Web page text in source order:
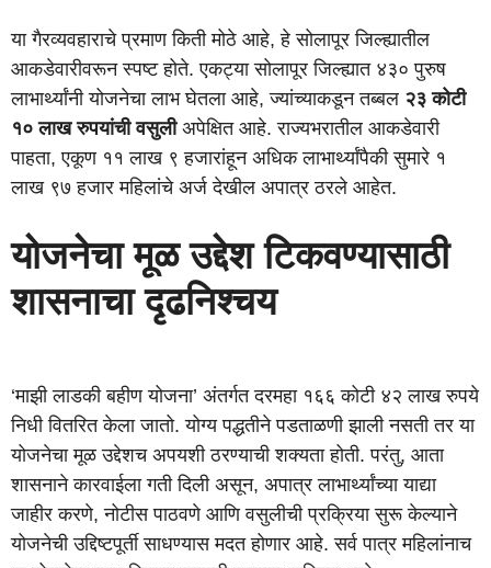
या गैरव्यवहाराचे प्रमाण किती मोठे आहे, हे सोलापूर जिल्ह्यातील
आकडेवारीवरून स्पष्ट होते. एकट्या सोलापूर जिल्ह्यात ४३० पुरुष
लाभार्थ्यांनी योजनेचा लाभ घेतला आहे, ज्यांच्याकडून तब्बल २३ कोटी
१० लाख रुपयांची वसुलीअपेक्षित आहे. राज्यभरातील आकडेवारी
पाहता, एकूण ११ लाख ९ हजारांहून अधिक लाभार्थ्यांपैकी सुमारे १
लाख ९७ हजार महिलांचे अर्ज देखील अपात्र ठरले आहेत.
योजनेचा मूळ उद्देश टिकवण्यासाठी
शासनाचा दृढनिश्चय
‘माझी लाडकी बहीण योजना’ अंतर्गत दरमहा १६६ कोटी ४२ लाख रुपये
निधी वितरित केला जातो. योग्य पद्धतीने पडताळणी झाली नसती तर या
योजनेचा मूळ उद्देशच अपयशी ठरण्याची शक्यता होती. परंतु, आता
शासनाने कारवाईला गती दिली असून, अपात्र लाभार्थ्यांच्या याद्या
जाहीर करणे, नोटीस पाठवणे आणि वसुलीची प्रक्रिया सुरू केल्याने
योजनेची उद्दिष्टपूर्ती साधण्यास मदत होणार आहे. सर्व पात्र महिलांनाच